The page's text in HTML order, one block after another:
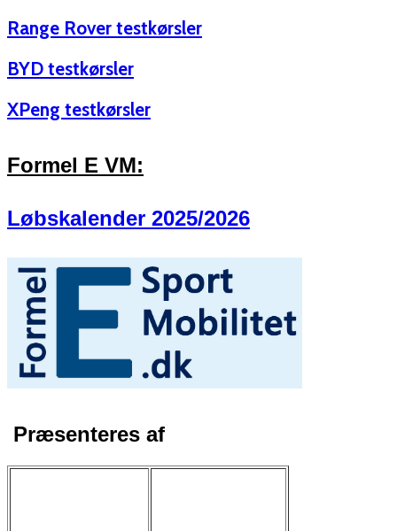
Range Rover testkørsler
BYD testkørsler
XPeng testkørsler
Formel E VM:
Løbskalender 2025/2026
Præsenteres af